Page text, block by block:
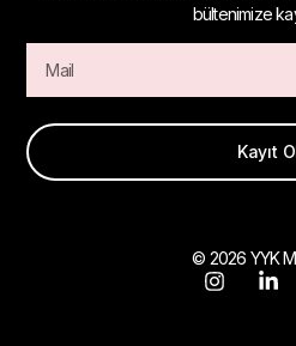
bültenimize
Kayıt
© 2026 YYK